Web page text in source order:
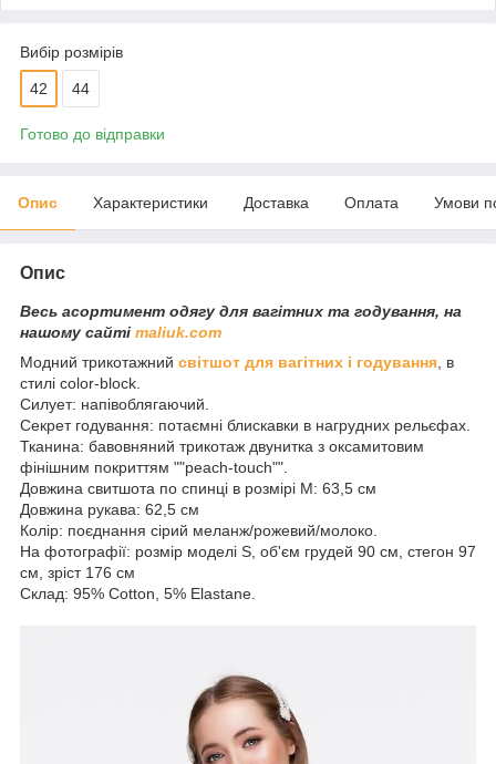
Вибір розмірів
42 44
Готово до відправки
Опис Характеристики Доставка Оплата Умови
Опис
Весь асортимент одягу для вагітних та годування, на
нашому сайті maliuk.com
Модний трикотажний світшот для вагітних і годування , в
стилі color-block.
Силует: напівоблягаючий.
Секрет годування: потаємні блискавки в нагрудних рельєфах.
Тканина: бавовняний трикотаж двунитка з оксамитовим
фінішним покриттям ""peach-touch"".
Довжина свитшота по спинці в розмірі М: 63,5 см
Довжина рукава: 62,5 см
Колір: поєднання сірий меланж/рожевий/молоко.
На фотографії: розмір моделі S, об'єм грудей 90 см, стегон 97
см, зріст 176 см
Склад: 95% Cotton, 5% Elastane.